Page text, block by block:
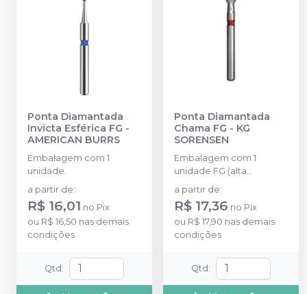
Ponta Diamantada
Invicta Esférica FG -
AMERICAN BURRS
Embalagem com 1
unidade.
a partir de:
R$ 16,01 no Pix
ou R$ 16,50 nas demais
condições
Qtd :
Ponta Diamantada
Chama FG - KG
SORENSEN
Embalagem com 1
unidade FG (alta
rotação).
a partir de:
R$ 17,36 no Pix
ou R$ 17,90 nas demais
condições
Qtd :